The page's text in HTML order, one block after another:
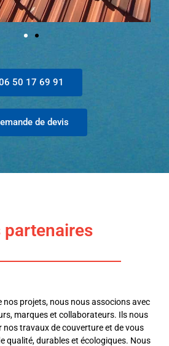
50 17 69 91
de devis
partenaires
nos projets, nous nous associons avec
marques et collaborateurs. Ils nous
nos travaux de couverture et de vous
qualité, durables et écologiques. Nous